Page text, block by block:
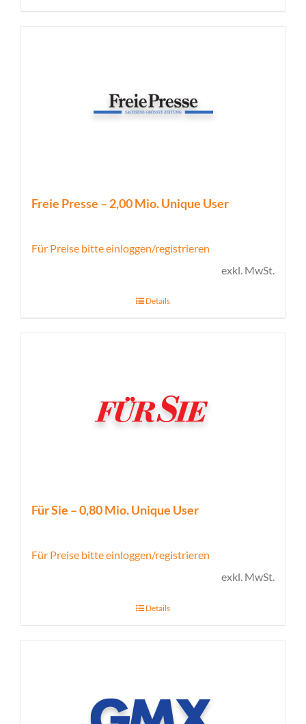
Freie Presse – 2,00 Mio. Unique User
Für Preise bitte einloggen/registrieren
exkl. MwSt.
Details
Für Sie – 0,80 Mio. Unique User
Für Preise bitte einloggen/registrieren
exkl. MwSt.
Details